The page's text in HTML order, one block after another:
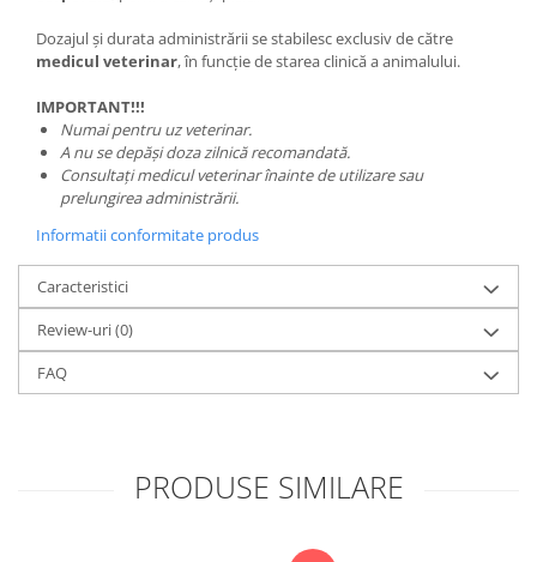
Dozajul și durata administrării se stabilesc exclusiv de către
medicul veterinar, în funcție de starea clinică a animalului.
IMPORTANT!!!
Numai pentru uz veterinar.
A nu se depăși doza zilnică recomandată.
Consultați medicul veterinar înainte de utilizare sau
prelungirea administrării.
Informatii conformitate produs
Caracteristici
Review-uri(0)
FAQ
PRODUSE SIMILARE